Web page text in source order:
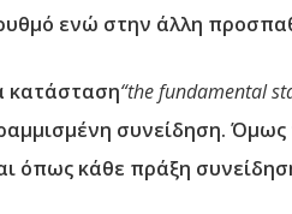
ενώ στην άλλη
κατάσταση“the fundamental
συνείδηση.
όπως κάθε πράξη